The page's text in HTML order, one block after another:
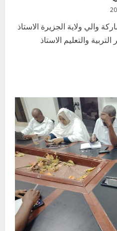
والي ولاية الجزيرة الاستاذ
والتعليم الاستاذ